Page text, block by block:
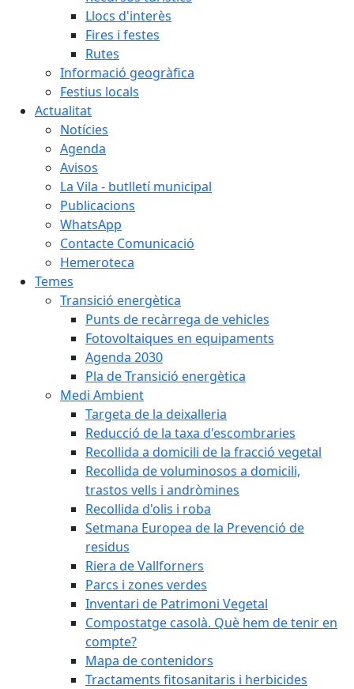
Llocs d'interès
Fires i festes
Rutes
Informació geogràfica
Festius locals
Actualitat
Notícies
Agenda
Avisos
La Vila - butlletí municipal
Publicacions
WhatsApp
Contacte Comunicació
Hemeroteca
Temes
Transició energètica
Punts de recàrrega de vehicles
Fotovoltaiques en equipaments
Agenda 2030
Pla de Transició energètica
Medi Ambient
Targeta de la deixalleria
Reducció de la taxa d'escombraries
Recollida a domicili de la fracció vegetal
Recollida de voluminosos a domicili,
trastos vells i andròmines
Recollida d'olis i roba
Setmana Europea de la Prevenció de
residus
Riera de Vallforners
Parcs i zones verdes
Inventari de Patrimoni Vegetal
Compostatge casolà. Què hem de tenir en
compte?
Mapa de contenidors
Tractaments fitosanitaris i herbicides